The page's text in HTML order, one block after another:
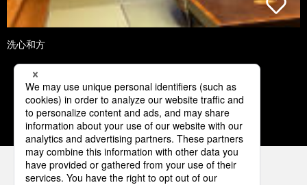
洗心和方
1 2 3 4 5
パナソニックの電気設備 SNSアカウント